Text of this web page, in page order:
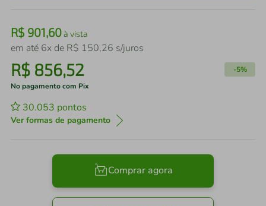
R$ 901,60à vista
em até 6x de R$ 150,26 s/juros
R$ 856,52 -5%
No pagamento com Pix
30.053 pontos
Ver formas de pagamento
Comprar agora